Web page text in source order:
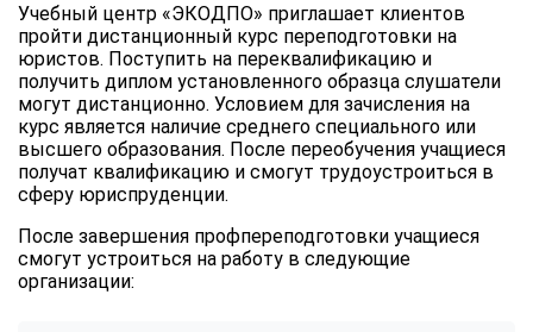
Учебный центр «ЭКОДПО» приглашает клиентов
пройти дистанционный курс переподготовки на
юристов. Поступить на переквалификацию и
получить диплом установленного образца слушатели
могут дистанционно. Условием для зачисления на
курс является наличие среднего специального или
высшего образования. После переобучения учащиеся
получат квалификацию и смогут трудоустроиться в
сферу юриспруденции.
После завершения профпереподготовки учащиеся
смогут устроиться на работу в следующие
организации: